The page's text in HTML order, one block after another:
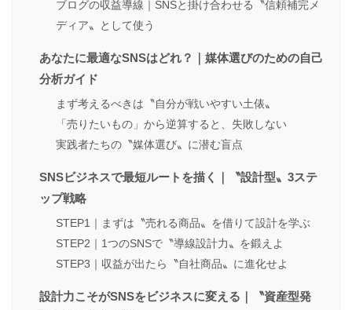
ブログの収益導線｜SNSと掛け合わせる〝信頼補完メ
ディア〟として使う
あなたに最適なSNSはどれ？｜媒体選びのための自己
分析ガイド
まず考えるべきは〝自分が戦いやすい土俵〟
「売りたいもの」から逆算すると、失敗しない
実践者たちの〝媒体選び〟に潜む盲点
SNSビジネスで最短ルートを描く｜〝設計型〟3ステ
ップ戦略
STEP1｜まずは〝売れる商品〟を借りて設計を学ぶ
STEP2｜1つのSNSで〝導線設計力〟を鍛えよ
STEP3｜収益が出たら〝自社商品〟に進化せよ
設計力こそがSNSをビジネスに変える｜〝資産型発